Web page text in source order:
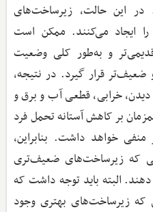
در این حالت، زیرساخت‌های
را ایجاد می‌کنند. ممکن است
قدیمی‌تر و به‌طور کلی وضعیت
قرار گیرد. در نتیجه،
خرابی، قطعی آب و برق و
بر کاهش آستانه تحمل فرد
منفی خواهد داشت. بنابراین،
که زیرساخت‌های ضعیف‌تری
البته باید توجه داشت که
که زیرساخت‌های بهتری وجود